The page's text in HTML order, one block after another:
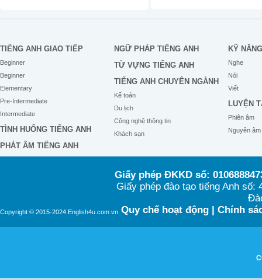
TIẾNG ANH GIAO TIẾP
Beginner
Beginner
Elementary
Pre-Intermediate
Intermediate
TÌNH HUỐNG TIẾNG ANH
PHÁT ÂM TIẾNG ANH
NGỮ PHÁP TIẾNG ANH
TỪ VỰNG TIẾNG ANH
TIẾNG ANH CHUYÊN NGÀNH
Kế toán
Du lịch
Công nghệ thông tin
Khách sạn
KỸ NĂNG
Nghe
Nói
Viết
LUYỆN
Phiên âm
Nguyên âm
Copyright © 2015-2024 English4u.com.vn
Giấy phép ĐKKD số:
Giấy phép đào tạo tiếng Anh
Quy chế hoạt động| Chính